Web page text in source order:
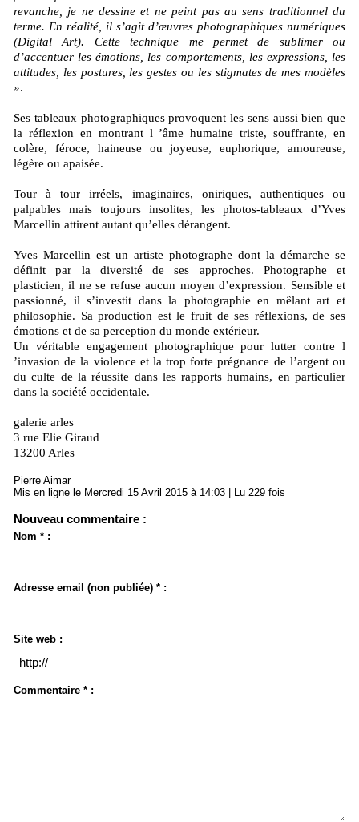
revanche, je ne dessine et ne peint pas au sens traditionnel du
terme. En réalité, il s’agit d’œuvres photographiques numériques
(Digital Art). Cette technique me permet de sublimer ou
d’accentuer les émotions, les comportements, les expressions, les
attitudes, les postures, les gestes ou les stigmates de mes modèles
».
Ses tableaux photographiques provoquent les sens aussi bien que
la réflexion en montrant l ’âme humaine triste, souffrante, en
colère, féroce, haineuse ou joyeuse, euphorique, amoureuse,
légère ou apaisée.
Tour à tour irréels, imaginaires, oniriques, authentiques ou
palpables mais toujours insolites, les photos-tableaux d’Yves
Marcellin attirent autant qu’elles dérangent.
Yves Marcellin est un artiste photographe dont la démarche se
définit par la diversité de ses approches. Photographe et
plasticien, il ne se refuse aucun moyen d’expression. Sensible et
passionné, il s’investit dans la photographie en mêlant art et
philosophie. Sa production est le fruit de ses réflexions, de ses
émotions et de sa perception du monde extérieur.
Un véritable engagement photographique pour lutter contre l
’invasion de la violence et la trop forte prégnance de l’argent ou
du culte de la réussite dans les rapports humains, en particulier
dans la société occidentale.
galerie arles
3 rue Elie Giraud
13200 Arles
Pierre Aimar
Mis en ligne le Mercredi 15 Avril 2015 à 14:03 | Lu 229 fois
Nouveau commentaire :
Nom * :
Adresse email (non publiée) * :
Site web :
Commentaire * :